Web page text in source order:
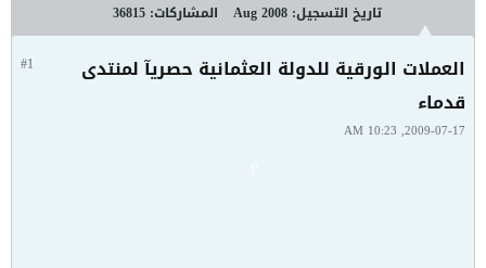
تاريخ التسجيل: Aug 2008 المشاركات: 36815
#1
العملات الورقية للدولة العثمانية حصريآ لمنتدى
قدماء
2009-07-17, 10:23 AM